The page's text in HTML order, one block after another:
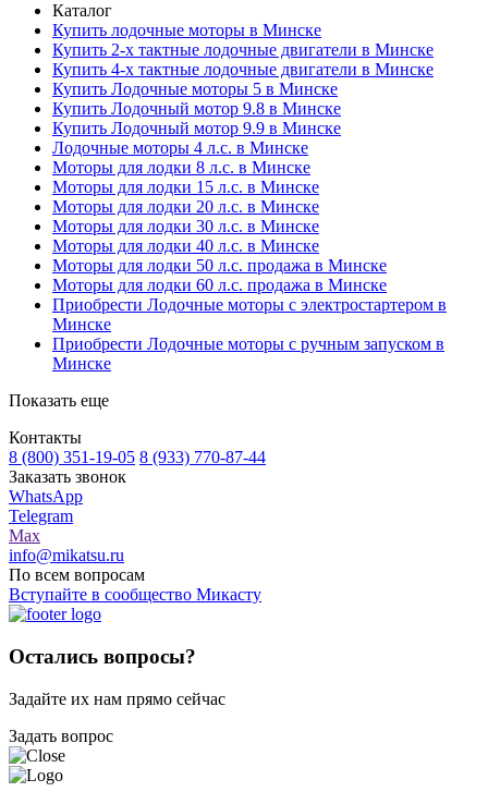
Каталог
Купить лодочные моторы в Минске
Купить 2-х тактные лодочные двигатели в Минске
Купить 4-х тактные лодочные двигатели в Минске
Купить Лодочные моторы 5 в Минске
Купить Лодочный мотор 9.8 в Минске
Купить Лодочный мотор 9.9 в Минске
Лодочные моторы 4 л.с. в Минске
Моторы для лодки 8 л.с. в Минске
Моторы для лодки 15 л.с. в Минске
Моторы для лодки 20 л.с. в Минске
Моторы для лодки 30 л.с. в Минске
Моторы для лодки 40 л.с. в Минске
Моторы для лодки 50 л.с. продажа в Минске
Моторы для лодки 60 л.с. продажа в Минске
Приобрести Лодочные моторы с электростартером в
Минске
Приобрести Лодочные моторы с ручным запуском в
Минске
Показать еще
Контакты
8 (800) 351-19-05 8 (933) 770-87-44
Заказать звонок
WhatsApp
Telegram
Max
info@mikatsu.ru
По всем вопросам
Вступайте в сообщество Микасту
Остались вопросы?
Задайте их нам прямо сейчас
Задать вопрос